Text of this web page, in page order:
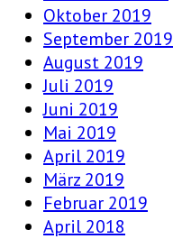
Oktober 2019
September 2019
August 2019
Juli 2019
Juni 2019
Mai 2019
April 2019
März 2019
Februar 2019
April 2018